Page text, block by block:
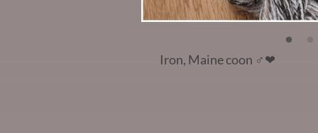
Iron, Maine coon ♂️❤